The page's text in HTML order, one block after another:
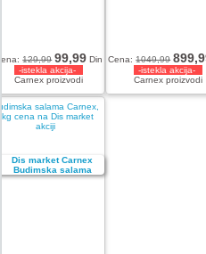
129,99 99,99 Din
-istekla akcija-
Carnex proizvodi
Cena:1049,99
-istekla akcija-
Carnex proizvodi
salama Carnex,
cena na Dis market
akciji